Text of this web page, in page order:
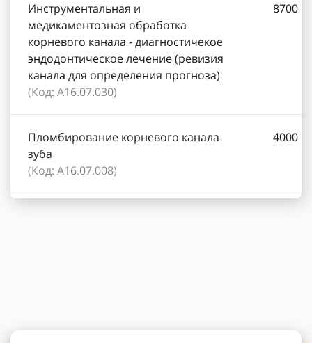
Инструментальная и
медикаментозная обработка
корневого канала - диагностичекое
эндодонтическое лечение (ревизия
канала для определения прогноза)
(Код: А16.07.030)
8700
Пломбирование корневого канала
зуба
(Код: А16.07.008)
4000